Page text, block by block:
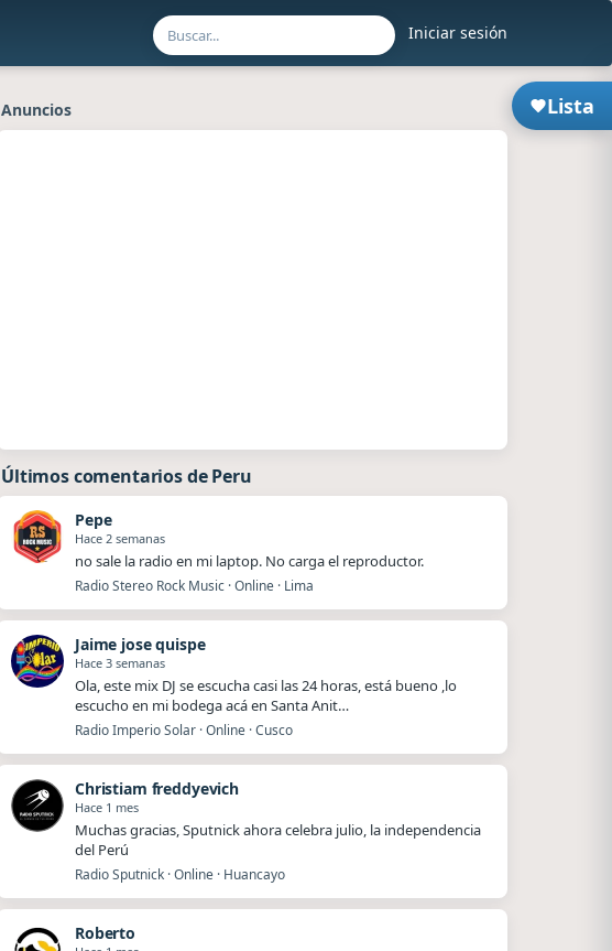
Iniciar sesión
Lista
Anuncios
Últimos comentarios de Peru
Pepe
Hace 2 semanas
no sale la radio en mi laptop. No carga el reproductor.
Radio Stereo Rock Music · Online · Lima
Jaime jose quispe
Hace 3 semanas
Ola, este mix DJ se escucha casi las 24 horas, está bueno ,lo
escucho en mi bodega acá en Santa Anit…
Radio Imperio Solar · Online · Cusco
Christiam freddyevich
Hace 1 mes
Muchas gracias, Sputnick ahora celebra julio, la independencia
del Perú
Radio Sputnick · Online · Huancayo
Roberto